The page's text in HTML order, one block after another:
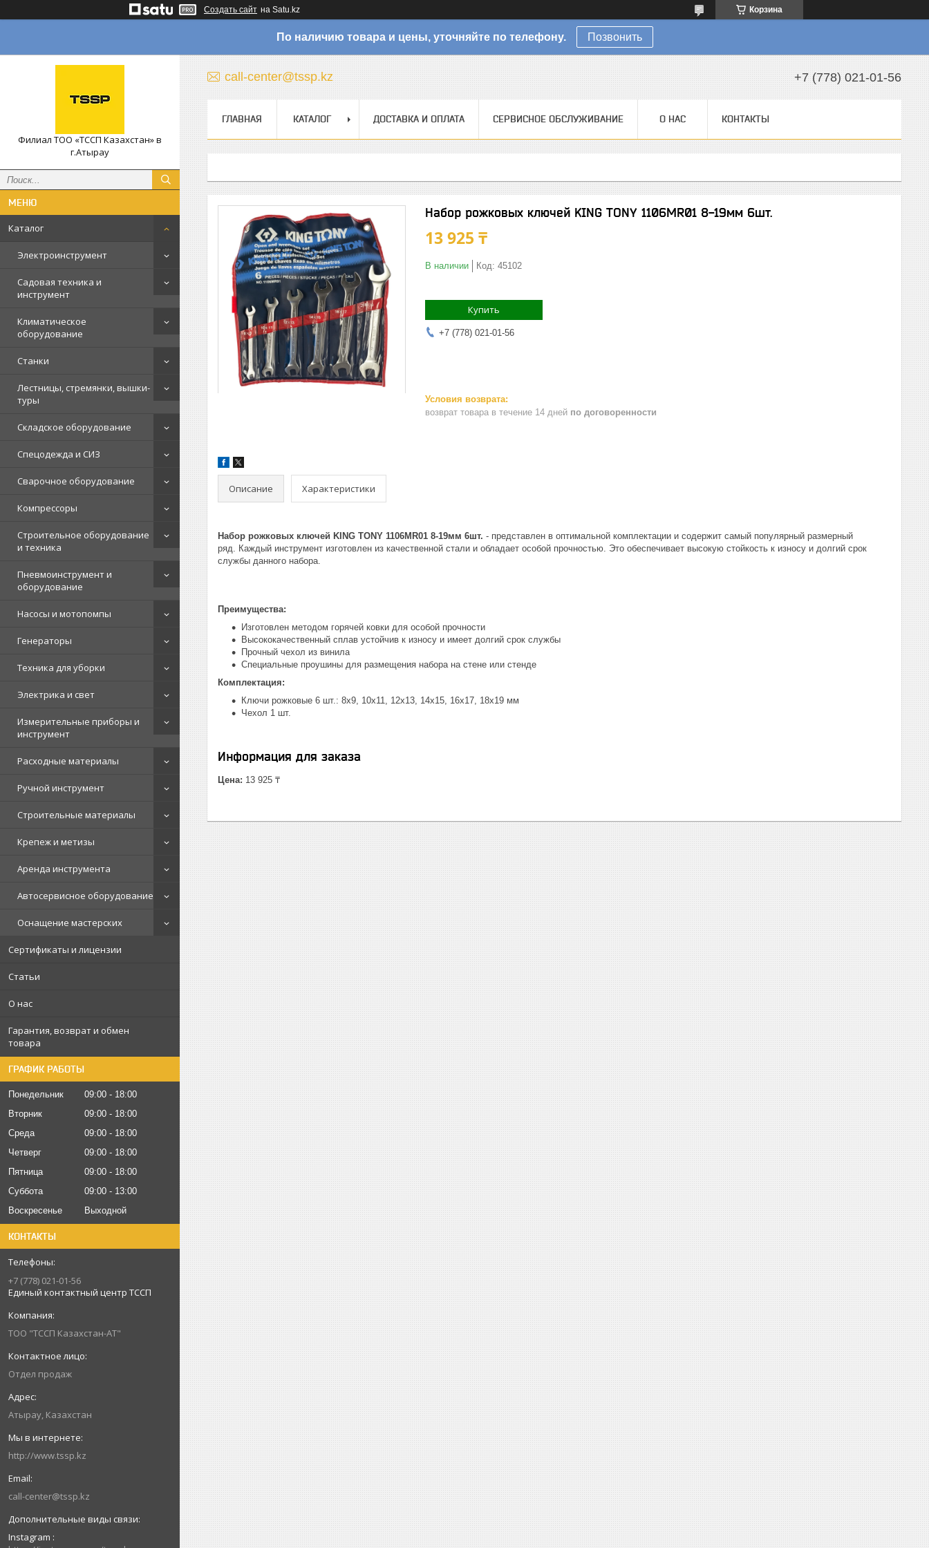
Создать сайт на Satu.kz Корзина
По наличию товара и цены, уточняйте по телефону. Позвонить
Филиал ТОО «ТССП Казахстан» в
г.Атырау
Каталог
Электроинструмент
Садовая техника и
инструмент
Климатическое
оборудование
Станки
Лестницы, стремянки, вышки-
туры
Складское оборудование
Спецодежда и СИЗ
Сварочное оборудование
Компрессоры
Строительное оборудование
и техника
Пневмоинструмент и
оборудование
Насосы и мотопомпы
Генераторы
Техника для уборки
Электрика и свет
Измерительные приборы и
инструмент
Расходные материалы
Ручной инструмент
Строительные материалы
Крепеж и метизы
Аренда инструмента
Автосервисное оборудование
Оснащение мастерских
Сертификаты и лицензии
Статьи
О нас
Гарантия, возврат и обмен
товара
ГРАФИК РАБОТЫ
Понедельник 09:00
18:00
Вторник
09:00
18:00
Среда
09:00
18:00
Четверг
09:00
18:00
Пятница
09:00
18:00
Суббота
09:00
13:00
Воскресенье
Выходной
КОНТАКТЫ
+7 (778) 021-01-56
Единый контактный центр ТССП
ТОО "ТССП Казахстан-АТ"
Отдел продаж
Атырау, Казахстан
http://www.tssp.kz
call-center@tssp.kz
Instagram
call-center@tssp.kz +7 (778) 021-01-56
ГЛАВНАЯ КАТАЛОГ ДОСТАВКА И ОПЛАТА СЕРВИСНОЕ ОБСЛУЖИВАНИЕ О НАС КОНТАКТЫ
Набор рожковых ключей KING TONY 1106MR01 8-19мм 6шт.
13 925 ₸
В наличии Код: 45102
Купить
+7 (778) 021-01-56
возврат товара в течение 14 дней по договоренности
Описание Характеристики
Набор рожковых ключей KING TONY 1106MR01 8-19мм 6шт. - представлен в оптимальной комплектации и содержит самый популярный размерный
ряд. Каждый инструмент изготовлен из качественной стали и обладает особой прочностью. Это обеспечивает высокую стойкость к износу и долгий срок
службы данного набора.
Преимущества:
Изготовлен методом горячей ковки для особой прочности
Высококачественный сплав устойчив к износу и имеет долгий срок службы
Прочный чехол из винила
Специальные проушины для размещения набора на стене или стенде
Комплектация:
Ключи рожковые 6 шт.: 8x9, 10x11, 12x13, 14x15, 16x17, 18x19 мм
Чехол 1 шт.
Информация для заказа
Цена: 13 925 ₸